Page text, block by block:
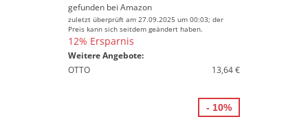
gefunden bei Amazon
zuletzt überprüft am 27.09.2025 um 00:03; der
Preis kann sich seitdem geändert haben.
12% Ersparnis
Weitere Angebote:
OTTO
13,64 €
- 10%